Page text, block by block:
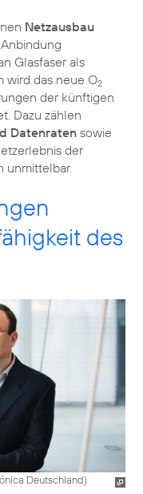
Netzausbau
Anbindung
Glasfaser als
wird das neue O2
der künftigen
Dazu zählen
Datenraten sowie
der
unmittelbar.
des
Deutschland)